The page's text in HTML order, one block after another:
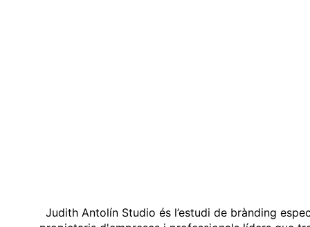
Judith Antolín Studio és l’estudi de brànding